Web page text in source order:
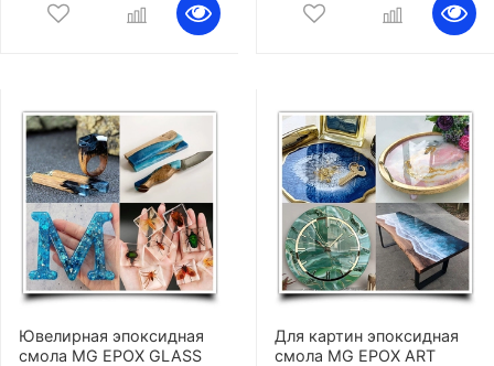
Ювелирная эпоксидная
смола MG EPOX GLASS
Для картин эпоксидная
смола MG EPOX ART